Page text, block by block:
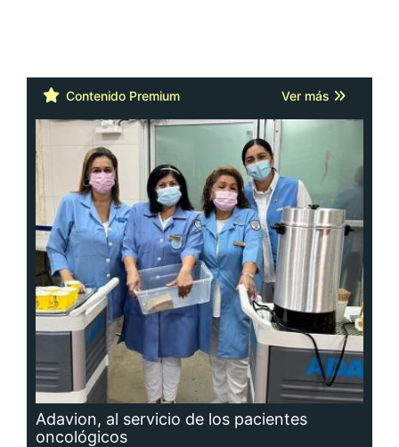
Contenido Premium Ver más
Adavion, al servicio de los pacientes
oncológicos